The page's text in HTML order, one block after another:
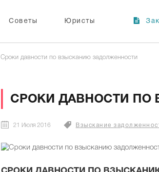
Советы Юристы
Сроки давности по взысканию задолженности
СРОКИ ДАВНОСТИ ПО
21 Июля 2016 Взыскание